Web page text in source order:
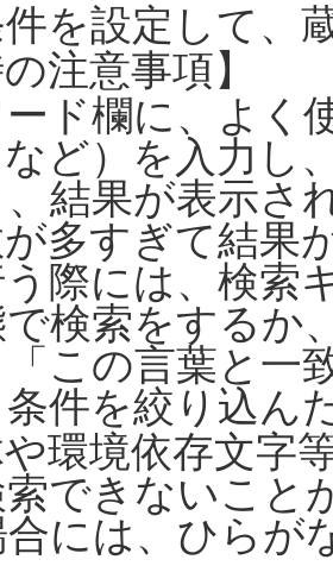
を設定して、
注意事項】
ード欄に、よく
など）を入力
結果が表示さ
多すぎて結果
際には、検索
で検索をするか
この言葉と一
件を絞り込ん
や環境依存文字
できないこと
合には、ひらが